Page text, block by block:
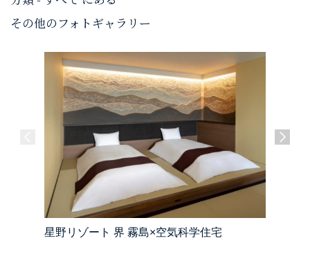
その他のフォトギャラリー
星野リゾート 界 霧島×空気科学住宅